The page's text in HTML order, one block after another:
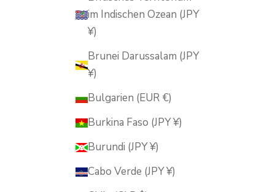
im Indischen Ozean (JPY
¥)
Brunei Darussalam (JPY
¥)
Bulgarien (EUR €)
Burkina Faso (JPY ¥)
Burundi (JPY ¥)
Cabo Verde (JPY ¥)